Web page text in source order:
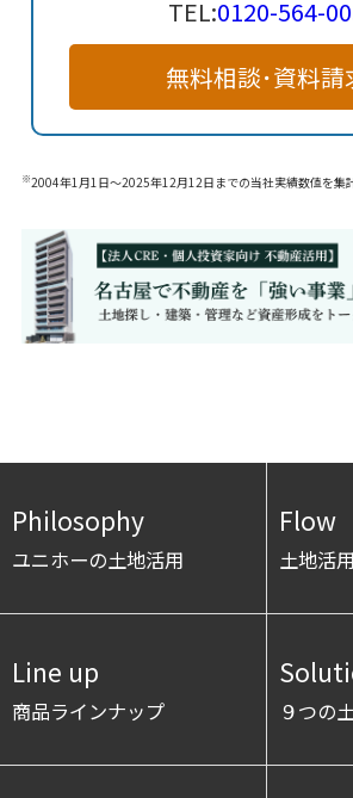
TEL:0120-564-
無料相談･資料請
※2004年1月1日～2025年12月12日までの当社実績数値を集
Philosophy
ユニホーの土地活用
Flow
土地活
Line up
商品ラインナップ ９つの